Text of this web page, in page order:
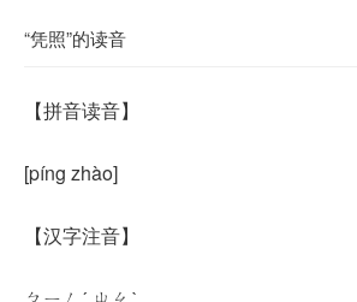
“凭照”的读音
【拼音读音】
[píng zhào]
【汉字注音】